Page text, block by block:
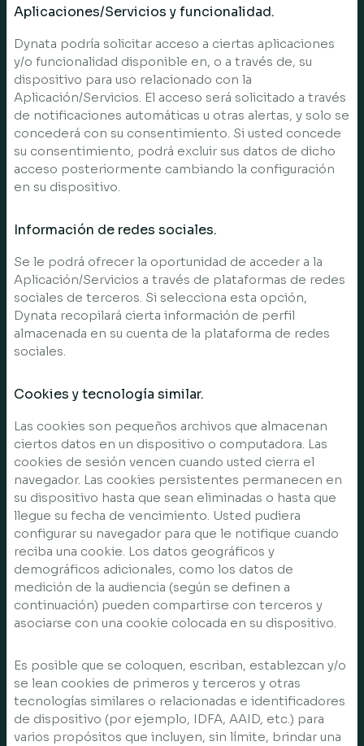
Aplicaciones/Servicios y funcionalidad.
Dynata podría solicitar acceso a ciertas aplicaciones
y/o funcionalidad disponible en, o a través de, su
dispositivo para uso relacionado con la
Aplicación/Servicios. El acceso será solicitado a través
de notificaciones automáticas u otras alertas, y solo se
concederá con su consentimiento. Si usted concede
su consentimiento, podrá excluir sus datos de dicho
acceso posteriormente cambiando la configuración
en su dispositivo.
Información de redes sociales.
Se le podrá ofrecer la oportunidad de acceder a la
Aplicación/Servicios a través de plataformas de redes
sociales de terceros. Si selecciona esta opción,
Dynata recopilará cierta información de perfil
almacenada en su cuenta de la plataforma de redes
sociales.
Cookies y tecnología similar.
Las cookies son pequeños archivos que almacenan
ciertos datos en un dispositivo o computadora. Las
cookies de sesión vencen cuando usted cierra el
navegador. Las cookies persistentes permanecen en
su dispositivo hasta que sean eliminadas o hasta que
llegue su fecha de vencimiento. Usted pudiera
configurar su navegador para que le notifique cuando
reciba una cookie. Los datos geográficos y
demográficos adicionales, como los datos de
medición de la audiencia (según se definen a
continuación) pueden compartirse con terceros y
asociarse con una cookie colocada en su dispositivo.
Es posible que se coloquen, escriban, establezcan y/o
se lean cookies de primeros y terceros y otras
tecnologías similares o relacionadas e identificadores
de dispositivo (por ejemplo, IDFA, AAID, etc.) para
varios propósitos que incluyen, sin límite, brindar una